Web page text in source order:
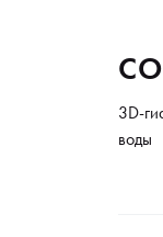
3D-
воды